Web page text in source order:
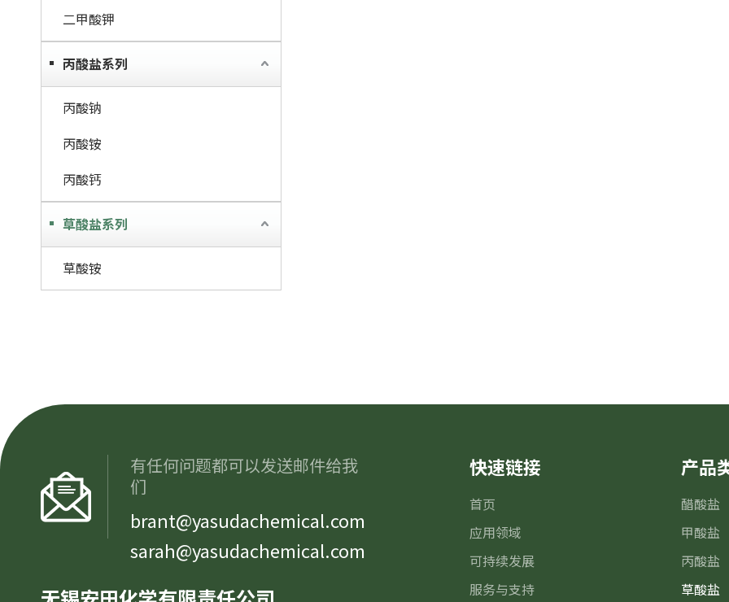
二甲酸钾
丙酸盐系列
丙酸钠
丙酸铵
丙酸钙
草酸盐系列
草酸铵
有任何问题都可以发送邮件给我
们
brant@yasudachemical.com
sarah@yasudachemical.com
快速链接
首页
应用领域
可持续发展
服务与支持
产品
醋酸盐
甲酸盐
丙酸盐
草酸盐